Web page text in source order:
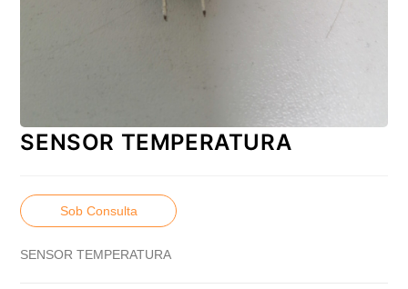
SENSOR TEMPERATURA
Sob Consulta
SENSOR TEMPERATURA